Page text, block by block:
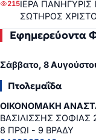
215ΙΕΡΑ
ΣΩΤΗΡΟΣ
Εφημερεύοντα
Σάββατο, 8
Πτολεμαΐδα
ΟΙΚΟΝΟΜΑΚΗ
ΒΑΣΙΛΙΣΣΗΣ ΣΟΦΙΑΣ
8 ΠΡΩΙ - 9 ΒΡΑΔΥ